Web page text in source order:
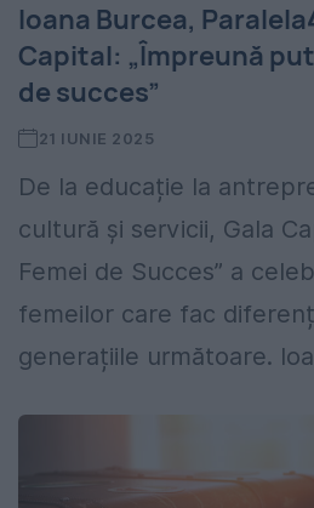
Ioana Burcea,
Capital: „Împreună
de succes”
21 IUNIE 2025
De la educație la
cultură și servicii, Gala
Femei de Succes” a
femeilor care fac
generațiile următoare.